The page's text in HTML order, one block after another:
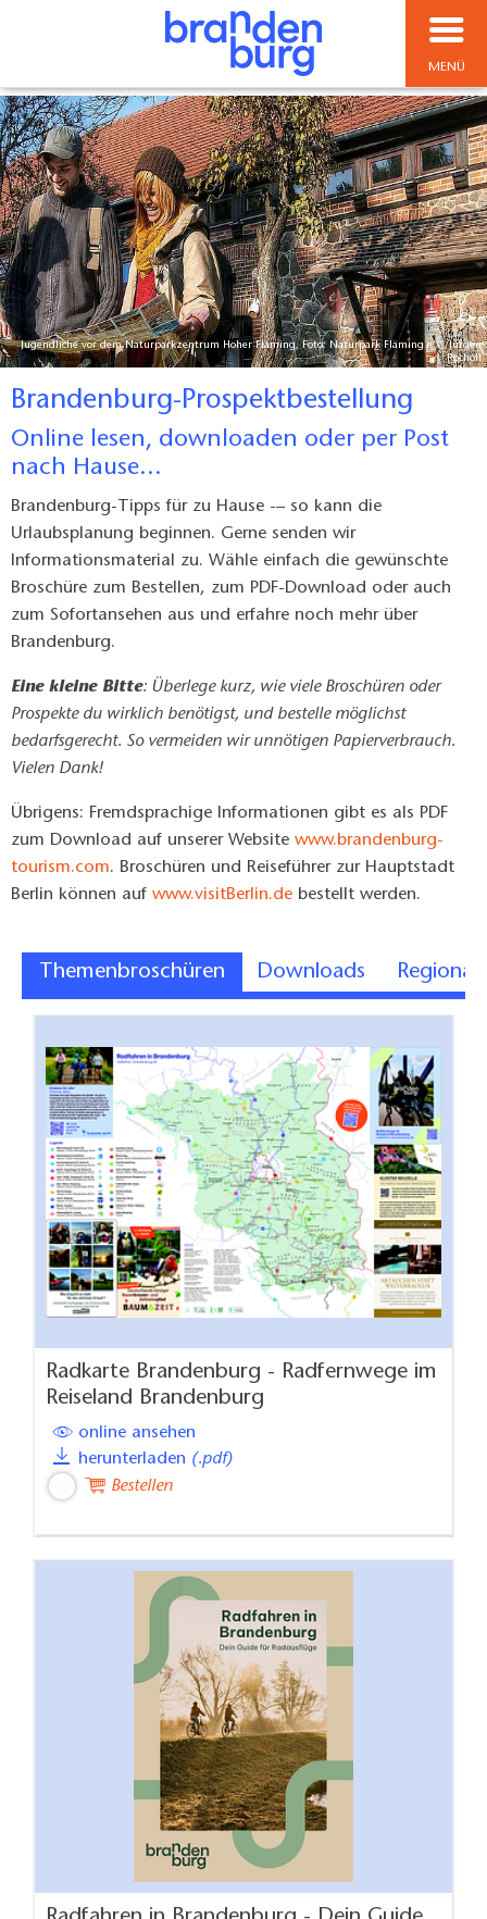
MENÜ
Jugendliche vor dem Naturparkzentrum Hoher Fläming, Foto: Naturpark Fläming e.V./Jürgen
Rocholl
Brandenburg-Prospektbestellung
Online lesen, downloaden oder per Post
nach Hause...
Brandenburg-Tipps für zu Hause -– so kann die
Urlaubsplanung beginnen. Gerne senden wir
Informationsmaterial zu. Wähle einfach die gewünschte
Broschüre zum Bestellen, zum PDF-Download oder auch
zum Sofortansehen aus und erfahre noch mehr über
Brandenburg.
Eine kleine Bitte: Überlege kurz, wie viele Broschüren oder
Prospekte du wirklich benötigst, und bestelle möglichst
bedarfsgerecht. So vermeiden wir unnötigen Papierverbrauch.
Vielen Dank!
Übrigens: Fremdsprachige Informationen gibt es als PDF
zum Download auf unserer Website www.brandenburg-
tourism.com. Broschüren und Reiseführer zur Hauptstadt
Berlin können auf www.visitBerlin.de bestellt werden.
Themenbroschüren Downloads
Radkarte Brandenburg - Radfernwege im
Reiseland Brandenburg
online ansehen
herunterladen (.pdf)
Bestellen